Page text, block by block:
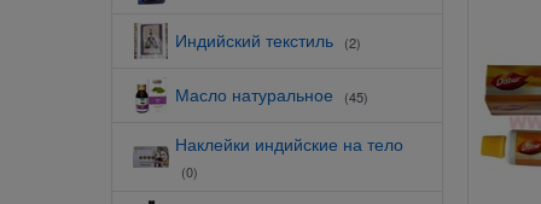
Индийский текстиль (2)
Масло натуральное (45)
Наклейки индийские на тело
(0)